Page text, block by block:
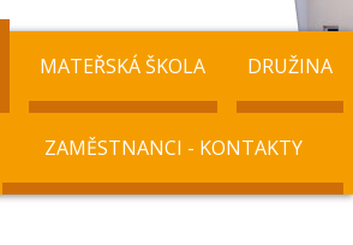
MATEŘSKÁ ŠKOLA DRUŽINA
ZAMĚSTNANCI - KONTAKTY